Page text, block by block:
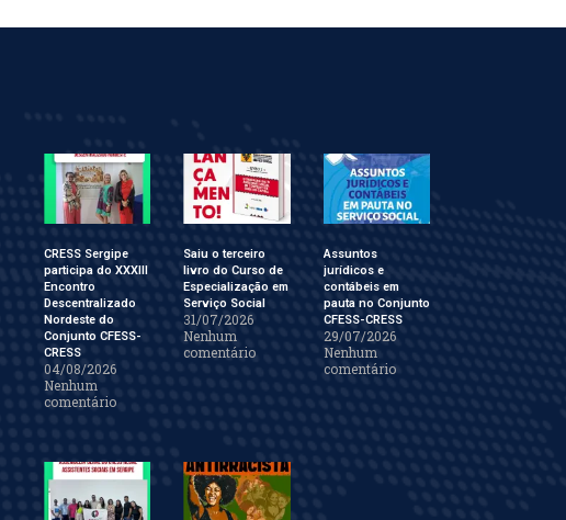
CRESS Sergipe
participa do XXXIII
Encontro
Descentralizado
Nordeste do
Conjunto CFESS-
CRESS
04/08/2026
Nenhum
comentário
Saiu o terceiro
livro do Curso de
Especialização em
Serviço Social
31/07/2026
Nenhum
comentário
Assuntos
jurídicos e
contábeis em
pauta no Conjunto
CFESS-CRESS
29/07/2026
Nenhum
comentário